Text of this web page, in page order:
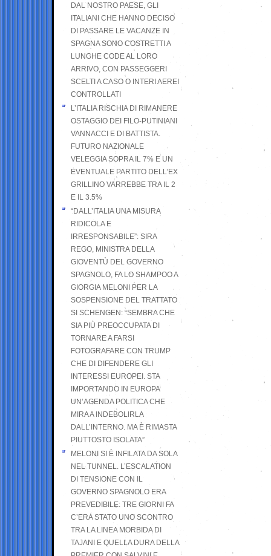
DAL NOSTRO PAESE, GLI
ITALIANI CHE HANNO DECISO
DI PASSARE LE VACANZE IN
SPAGNA SONO COSTRETTI A
LUNGHE CODE AL LORO
ARRIVO, CON PASSEGGERI
SCELTI A CASO O INTERI AEREI
CONTROLLATI
L’ITALIA RISCHIA DI RIMANERE
OSTAGGIO DEI FILO-PUTINIANI
VANNACCI E DI BATTISTA.
FUTURO NAZIONALE
VELEGGIA SOPRA IL 7% E UN
EVENTUALE PARTITO DELL’EX
GRILLINO VARREBBE TRA IL 2
E IL 3.5%
“DALL’ITALIA UNA MISURA
RIDICOLA E
IRRESPONSABILE”: SIRA
REGO, MINISTRA DELLA
GIOVENTÙ DEL GOVERNO
SPAGNOLO, FA LO SHAMPOO A
GIORGIA MELONI PER LA
SOSPENSIONE DEL TRATTATO
SI SCHENGEN: “SEMBRA CHE
SIA PIÙ PREOCCUPATA DI
TORNARE A FARSI
FOTOGRAFARE CON TRUMP
CHE DI DIFENDERE GLI
INTERESSI EUROPEI. STA
IMPORTANDO IN EUROPA
UN’AGENDA POLITICA CHE
MIRA A INDEBOLIRLA
DALL’INTERNO. MA È RIMASTA
PIUTTOSTO ISOLATA”
MELONI SI È INFILATA DA SOLA
NEL TUNNEL. L’ESCALATION
DI TENSIONE CON IL
GOVERNO SPAGNOLO ERA
PREVEDIBILE: TRE GIORNI FA
C’ERA STATO UNO SCONTRO
TRA LA LINEA MORBIDA DI
TAJANI E QUELLA DURA DELLA